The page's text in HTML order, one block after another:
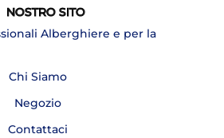
NOSTRO SITO
Alberghiere e per la
Chi Siamo
Negozio
Contattaci